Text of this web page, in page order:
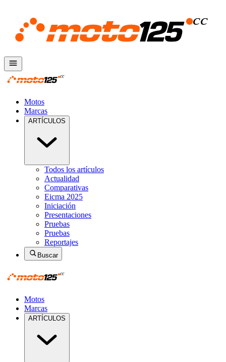
Motos
Marcas
ARTÍCULOS
Todos los artículos
Actualidad
Comparativas
Eicma 2025
Iniciación
Presentaciones
Pruebas
Pruebas
Reportajes
Buscar
Motos
Marcas
ARTÍCULOS